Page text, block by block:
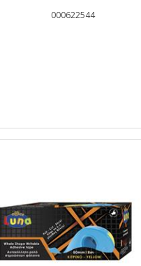
000622544